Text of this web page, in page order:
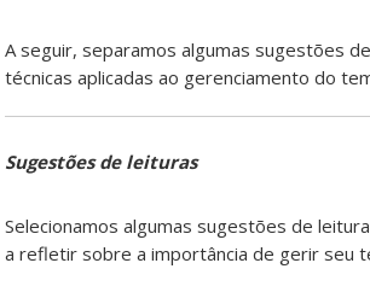
A seguir, separamos algumas sugestões
técnicas aplicadas ao gerenciamento do
Sugestões de leituras
Selecionamos algumas sugestões de
a refletir sobre a importância de gerir seu